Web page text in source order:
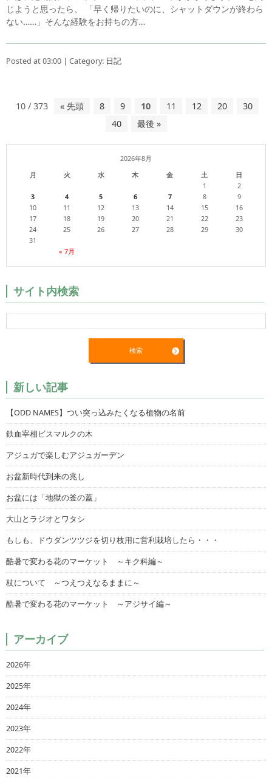
じようと思ったら、 「早く帰りたいのに、シャットダウンが終わら
ない……」そんな経験をお持ちの方…
Posted at 03:00 | Category: 日記
10 / 373 « 先頭 8 9 10 11 12 20
30
40
最後 »
2026年8月
月
火 水 木 金 土 日
« 7月
1
2
3
4 5 6 7 8
9
10
11 12 13 14 15
16
17
18 19 20 21 22
23
24
25 26 27 28 29
30
31
サイト内検索
新しい記事
【ODD NAMES】つい突っ込みたくなる植物の名前
鉄血宰相ビスマルクの木
アジュガで楽しむアジュガーデン
お盆新時代到来の兆し
お盆には「地獄の釜の蓋」
大山とラジオとワタシ
もしも、ドウダンツツジを切り枝用に営利栽培したら・・・
酷暑で変わる花のマーケット ～キク科編～
杖について ～つえつえなるままに～
酷暑で変わる花のマーケット ～アジサイ編～
アーカイブ
2026年
2025年
2024年
2023年
2022年
2021年